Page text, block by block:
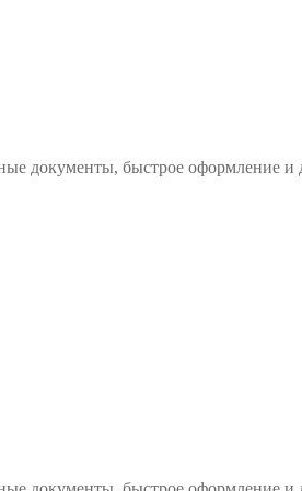
документы, быстрое оформление и